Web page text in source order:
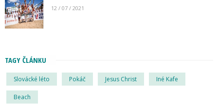
12 / 07 / 2021
TAGY ČLÁNKU
Slovácké léto Pokáč Jesus Christ Iné Kafe
Beach